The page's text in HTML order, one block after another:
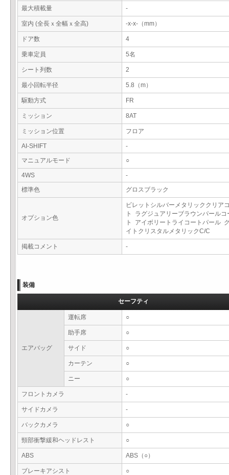
最大積載量 -
室内 (全長ｘ全幅ｘ全高) -x-x-（mm）
ドア数 4
乗車定員 5名
シート列数 2
最小回転半径 5.8（m）
駆動方式 FR
ミッション 8AT
ミッション位置 フロア
AI-SHIFT
-
マニュアルモード
○
4WS
-
標準色
グロスブラック
オプション色
ビレットシルバーメタリッククリア
ト ラグジュアリーブラウンパールコ
ト アイボリートライコートパール
イトクリスタルメタリックC/C
掲載コメント -
装備
セーフティ
エアバッグ
運転席 ○
助手席 ○
サイド ○
カーテン ○
ニー ○
フロントカメラ -
サイドカメラ -
バックカメラ ○
頸部衝撃緩和ヘッドレスト ○
ABS ABS（○）
ブレーキアシスト ○